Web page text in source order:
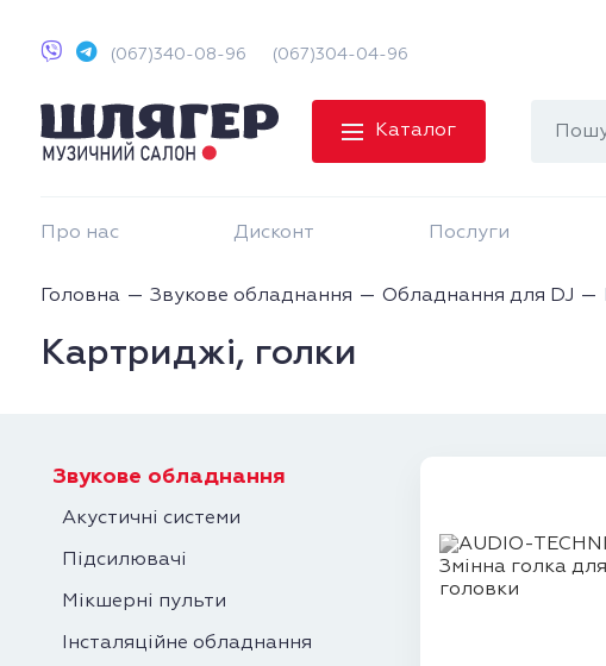
(067)340-08-96 (067)304-04-96
Каталог
Про нас Дисконт Послуги
Головна Звукове обладнання Обладнання для DJ
Картриджі, голки
Звукове обладнання
Акустичні системи
Підсилювачі
Мікшерні пульти
Інсталяційне обладнання